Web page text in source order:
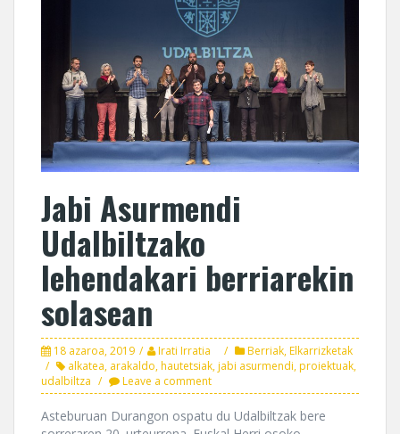
Jabi Asurmendi
Udalbiltzako
lehendakari berriarekin
solasean
18 azaroa, 2019 Irati Irratia Berriak,Elkarrizketak
alkatea, arakaldo,hautetsiak,jabi asurmendi,proiektuak,
udalbiltza
Leave a comment
Asteburuan Durangon ospatu du Udalbiltzak bere